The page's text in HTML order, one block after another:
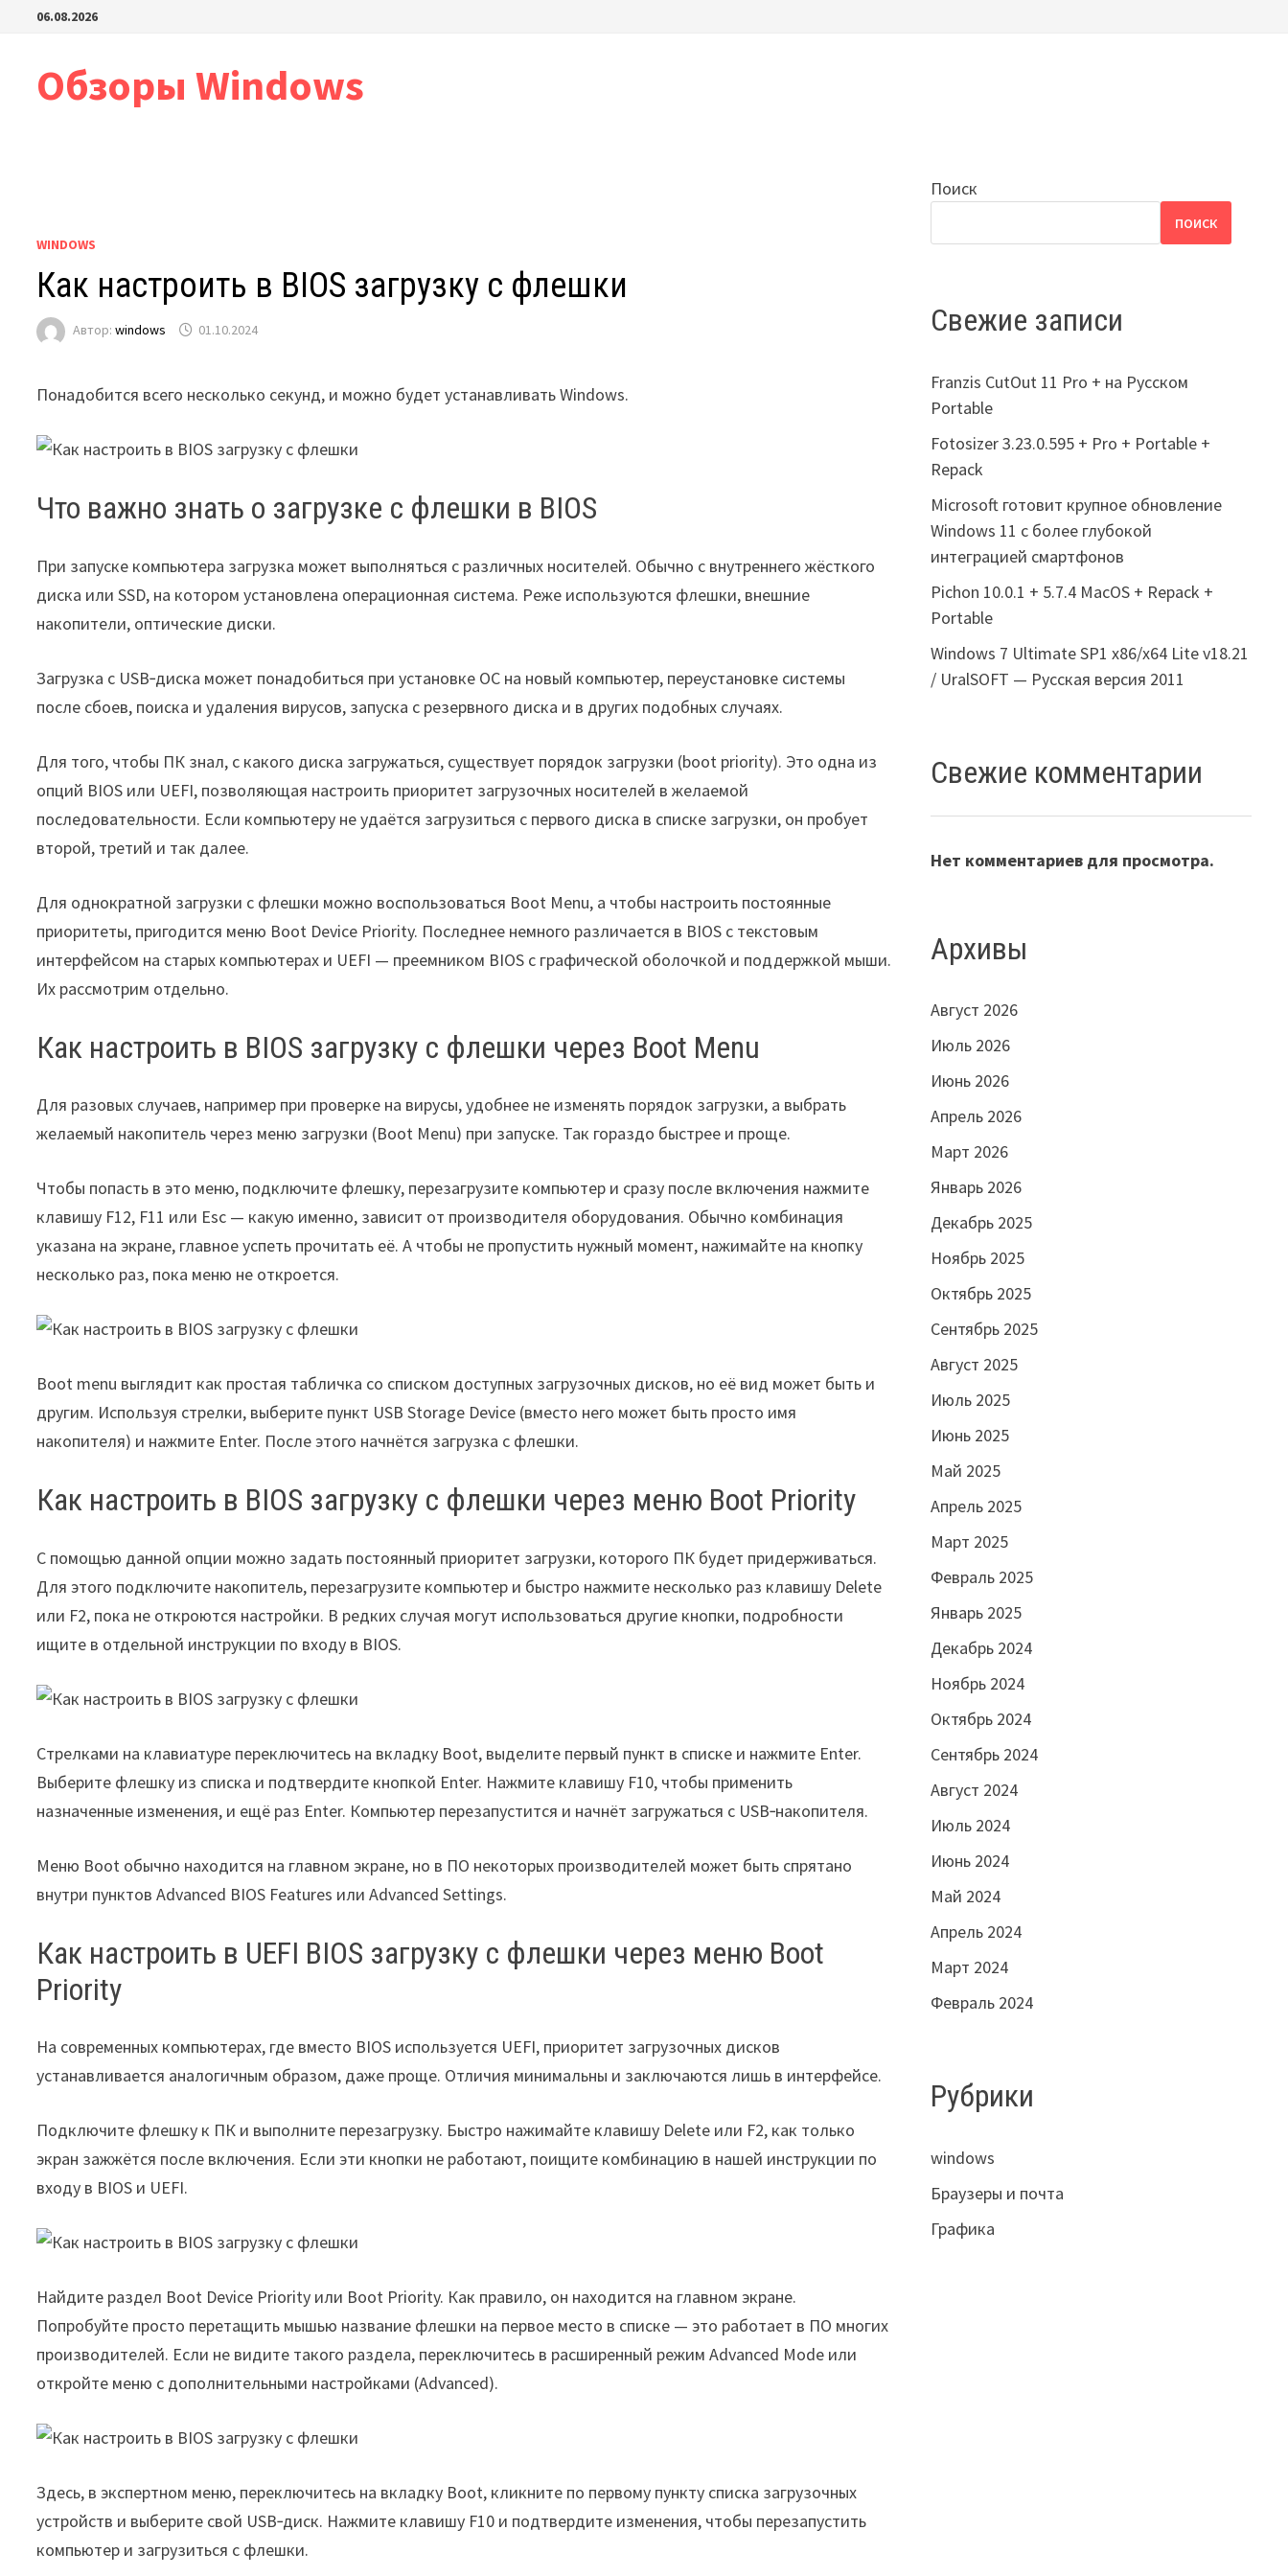
Перейти
содержимому
06.08.2026
Обзоры Windows
WINDOWS
Как настроить в BIOS загрузку с флешки
Автор:windows 01.10.2024
Понадобится всего несколько секунд, и можно будет устанавливать Windows.
Что важно знать о загрузке с флешки в BIOS
При запуске компьютера загрузка может выполняться с различных носителей. Обычно с внутреннего жёсткого
диска или SSD, на котором установлена операционная система. Реже используются флешки, внешние
накопители, оптические диски.
Загрузка с USB‑диска может понадобиться при установке ОС на новый компьютер, переустановке системы
после сбоев, поиска и удаления вирусов, запуска с резервного диска и в других подобных случаях.
Для того, чтобы ПК знал, с какого диска загружаться, существует порядок загрузки (boot priority). Это одна из
опций BIOS или UEFI, позволяющая настроить приоритет загрузочных носителей в желаемой
последовательности. Если компьютеру не удаётся загрузиться с первого диска в списке загрузки, он пробует
второй, третий и так далее.
Для однократной загрузки с флешки можно воспользоваться Boot Menu, а чтобы настроить постоянные
приоритеты, пригодится меню Boot Device Priority. Последнее немного различается в BIOS с текстовым
интерфейсом на старых компьютерах и UEFI — преемником BIOS с графической оболочкой и поддержкой мыши.
Их рассмотрим отдельно.
Как настроить в BIOS загрузку с флешки через Boot Menu
Для разовых случаев, например при проверке на вирусы, удобнее не изменять порядок загрузки, а выбрать
желаемый накопитель через меню загрузки (Boot Menu) при запуске. Так гораздо быстрее и проще.
Чтобы попасть в это меню, подключите флешку, перезагрузите компьютер и сразу после включения нажмите
клавишу F12, F11 или Esc — какую именно, зависит от производителя оборудования. Обычно комбинация
указана на экране, главное успеть прочитать её. А чтобы не пропустить нужный момент, нажимайте на кнопку
несколько раз, пока меню не откроется.
Boot menu выглядит как простая табличка со списком доступных загрузочных дисков, но её вид может быть и
другим. Используя стрелки, выберите пункт USB Storage Device (вместо него может быть просто имя
накопителя) и нажмите Enter. После этого начнётся загрузка с флешки.
Как настроить в BIOS загрузку с флешки через меню Boot Priority
С помощью данной опции можно задать постоянный приоритет загрузки, которого ПК будет придерживаться.
Для этого подключите накопитель, перезагрузите компьютер и быстро нажмите несколько раз клавишу Delete
или F2, пока не откроются настройки. В редких случая могут использоваться другие кнопки, подробности
ищите в отдельной инструкции по входу в BIOS.
Стрелками на клавиатуре переключитесь на вкладку Boot, выделите первый пункт в списке и нажмите Enter.
Выберите флешку из списка и подтвердите кнопкой Enter. Нажмите клавишу F10, чтобы применить
назначенные изменения, и ещё раз Enter. Компьютер перезапустится и начнёт загружаться с USB‑накопителя.
Меню Boot обычно находится на главном экране, но в ПО некоторых производителей может быть спрятано
внутри пунктов Advanced BIOS Features или Advanced Settings.
Как настроить в UEFI BIOS загрузку с флешки через меню Boot
Priority
На современных компьютерах, где вместо BIOS используется UEFI, приоритет загрузочных дисков
устанавливается аналогичным образом, даже проще. Отличия минимальны и заключаются лишь в интерфейсе.
Подключите флешку к ПК и выполните перезагрузку. Быстро нажимайте клавишу Delete или F2, как только
экран зажжётся после включения. Если эти кнопки не работают, поищите комбинацию в нашей инструкции по
входу в BIOS и UEFI.
Найдите раздел Boot Device Priority или Boot Priority. Как правило, он находится на главном экране.
Попробуйте просто перетащить мышью название флешки на первое место в списке — это работает в ПО многих
производителей. Если не видите такого раздела, переключитесь в расширенный режим Advanced Mode или
откройте меню с дополнительными настройками (Advanced).
Здесь, в экспертном меню, переключитесь на вкладку Boot, кликните по первому пункту списка загрузочных
устройств и выберите свой USB‑диск. Нажмите клавишу F10 и подтвердите изменения, чтобы перезапустить
компьютер и загрузиться с флешки.
Поиск
ПОИСК
Свежие записи
Franzis CutOut 11 Pro + на Русском
Portable
Fotosizer 3.23.0.595 + Pro + Portable +
Repack
Microsoft готовит крупное обновление
Windows 11 с более глубокой
интеграцией смартфонов
Pichon 10.0.1 + 5.7.4 MacOS + Repack +
Portable
Windows 7 Ultimate SP1 x86/x64 Lite v18.21
/ UralSOFT — Русская версия 2011
Свежие комментарии
Нет комментариев для просмотра.
Архивы
Август 2026
Июль 2026
Июнь 2026
Апрель 2026
Март 2026
Январь 2026
Декабрь 2025
Ноябрь 2025
Октябрь 2025
Сентябрь 2025
Август 2025
Июль 2025
Июнь 2025
Май 2025
Апрель 2025
Март 2025
Февраль 2025
Январь 2025
Декабрь 2024
Ноябрь 2024
Октябрь 2024
Сентябрь 2024
Август 2024
Июль 2024
Июнь 2024
Май 2024
Апрель 2024
Март 2024
Февраль 2024
Рубрики
windows
Браузеры и почта
Графика